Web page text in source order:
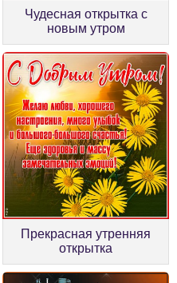
Чудесная открытка с
новым утром
Прекрасная утренняя
открытка